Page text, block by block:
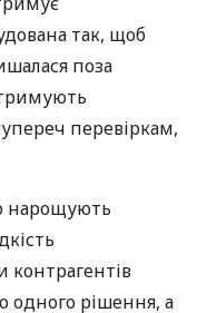
так, щоб
поза
перевіркам,
нарощують
контрагентів
одного рішення, а